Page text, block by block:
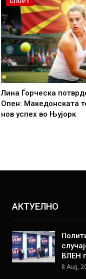
СПОРТ
Лина Ѓорческа
Опен: Македонската
нов успех во Њујорк
АКТУЕЛНО
ВЛЕН
8 Aug,